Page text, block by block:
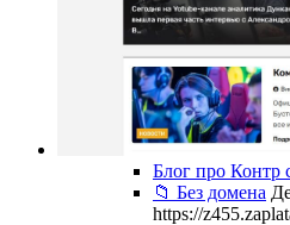
Блог про Контр
📁 Без домена
https://